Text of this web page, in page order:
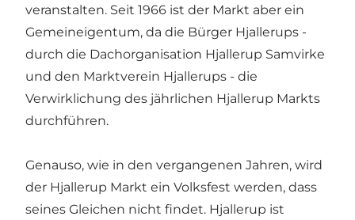
veranstalten. Seit 1966 ist der Markt aber ein
Gemeineigentum, da die Bürger Hjallerups -
durch die Dachorganisation Hjallerup Samvirke
und den Marktverein Hjallerups - die
Verwirklichung des jährlichen Hjallerup Markts
durchführen.
Genauso, wie in den vergangenen Jahren, wird
der Hjallerup Markt ein Volksfest werden, dass
seines Gleichen nicht findet. Hjallerup ist